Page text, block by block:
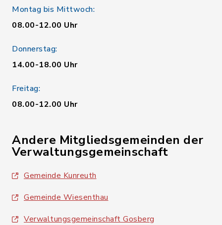
Montag bis Mittwoch:
08.00-12.00 Uhr
Donnerstag:
14.00-18.00 Uhr
Freitag:
08.00-12.00 Uhr
Andere Mitgliedsgemeinden der
Verwaltungsgemeinschaft
Gemeinde Kunreuth
Gemeinde Wiesenthau
Verwaltungsgemeinschaft Gosberg